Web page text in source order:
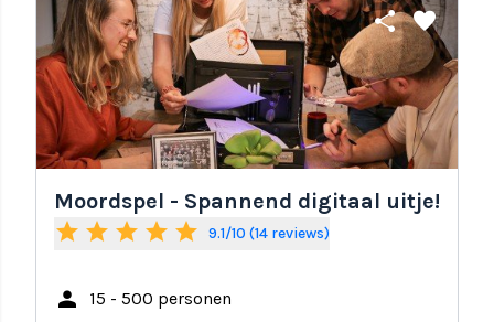
share favorite
Moordspel - Spannend digitaal uitje!
star star star star star 9.1/10 (14 reviews)
person 15 - 500 personen